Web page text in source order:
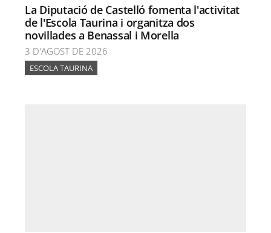
La Diputació de Castelló fomenta l'activitat
de l'Escola Taurina i organitza dos
novillades a Benassal i Morella
3 D'AGOST DE 2026
ESCOLA TAURINA